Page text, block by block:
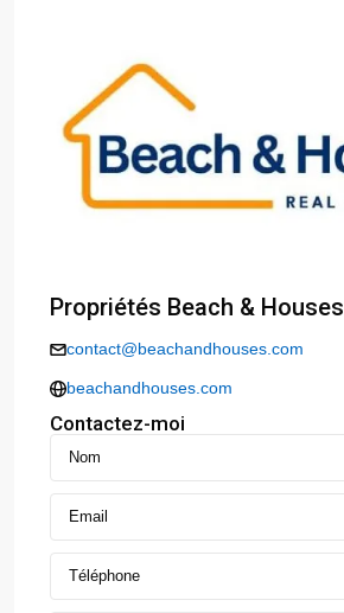
Propriétés Beach & Houses
contact@beachandhouses.com
beachandhouses.com
Contactez-moi